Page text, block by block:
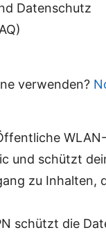
Datenschutz
verwenden?
und schützt
zu Inhalten,
schützt die